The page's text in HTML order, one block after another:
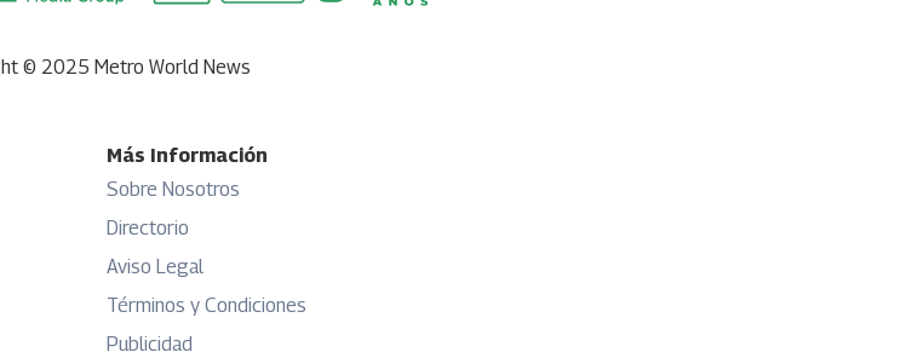
© 2025 Metro World News
Más Información
Sobre Nosotros
Directorio
Aviso Legal
Términos y Condiciones
Publicidad